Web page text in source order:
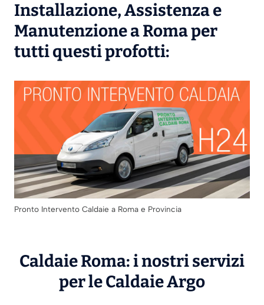
Installazione,Assistenzae
Manutenzionea Roma per
tutti questi profotti:
Pronto Intervento Caldaie a Roma e Provincia
Caldaie Roma: i nostri servizi
per le CaldaieArgo